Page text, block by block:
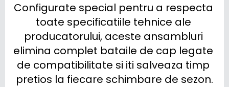
Configurate special pentru a respecta
toate specificatiile tehnice ale
producatorului, aceste ansambluri
elimina complet bataile de cap legate
de compatibilitate si iti salveaza timp
pretios la fiecare schimbare de sezon.